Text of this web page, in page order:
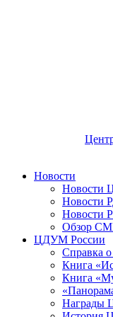
Новости
Новости
Новости
Новости
Обзор
ЦДУМ России
Справка
Книга
Книга
Награды